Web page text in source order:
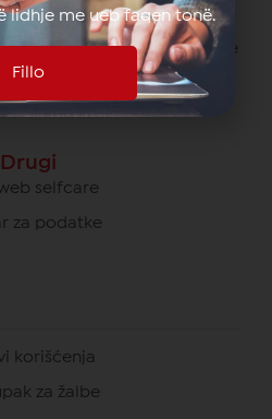
Korisnicima
pozive unutar IPKO mreže
svih operatera na Kosovu
Drugi
selfcare
za podatke
korišćenja
za žalbe
lidhje me ueb faqen tonë.
Fillo